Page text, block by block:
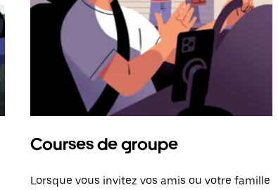
Courses de groupe
Lorsque vous invitez vos amis ou votre famille